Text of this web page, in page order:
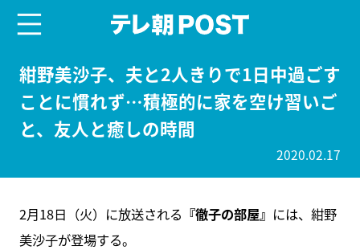
紺野美沙子、夫と2人きりで1日中過ごす
ことに慣れず…積極的に家を空け習いご
と、友人と癒しの時間
2020.02.17
2月18日（火）に放送される 『徹子の部屋』 には、紺野
美沙子が登場する。